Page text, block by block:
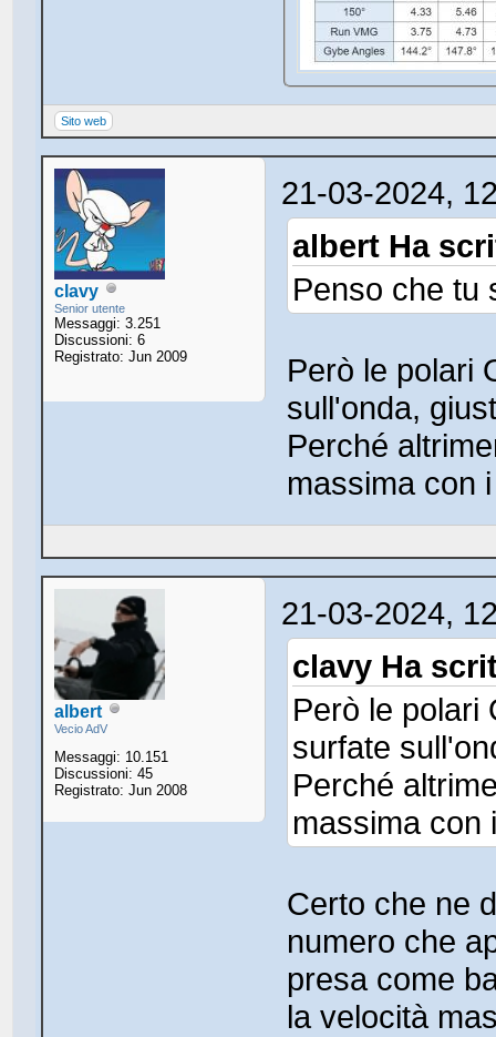
Sito web
clavy
Senior utente
Messaggi: 3.251
Discussioni: 6
Registrato: Jun 2009
21-03-2024,
albert Ha
Penso che tu
Però le polari
sull'onda,
Perché
massima con
albert
Vecio AdV
Messaggi: 10.151
Discussioni: 45
Registrato: Jun 2008
21-03-2024,
clavy Ha
Però le polari
surfate
Perché
massima con
Certo che ne
numero che
presa come
la velocità